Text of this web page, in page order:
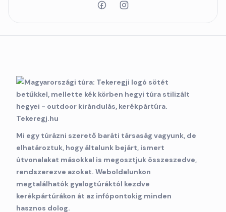
Mi egy túrázni szerető baráti társaság vagyunk, de
elhatároztuk, hogy általunk bejárt, ismert
útvonalakat másokkal is megosztjuk összeszedve,
rendszerezve azokat. Weboldalunkon
megtalálhatók gyalogtúráktól kezdve
kerékpártúrákon át az infópontokig minden
hasznos dolog.